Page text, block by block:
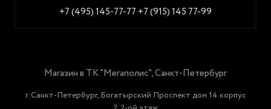
+7 (495) 145-77-77 +7 (915) 145 77-99
Магазин в ТК "Мегаполис", Санкт-Петербург
г. Санкт-Петербург, Богатырский Проспект дом 14 корпус